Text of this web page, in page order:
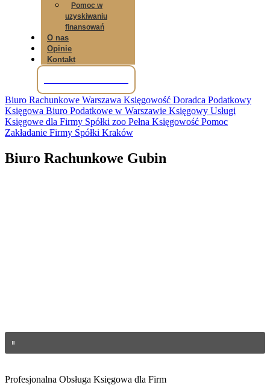
Pomoc w
uzyskiwaniu
finansowań
O nas
Opinie
Kontakt
Biuro Rachunkowe Warszawa Księgowość Doradca Podatkowy
Księgowa Biuro Podatkowe w Warszawie Księgowy Usługi
Księgowe dla Firmy Spółki zoo Pełna Księgowość Pomoc
Zakładanie Firmy Spółki Kraków
Biuro Rachunkowe Gubin
Profesjonalna Obsługa Księgowa dla Firm